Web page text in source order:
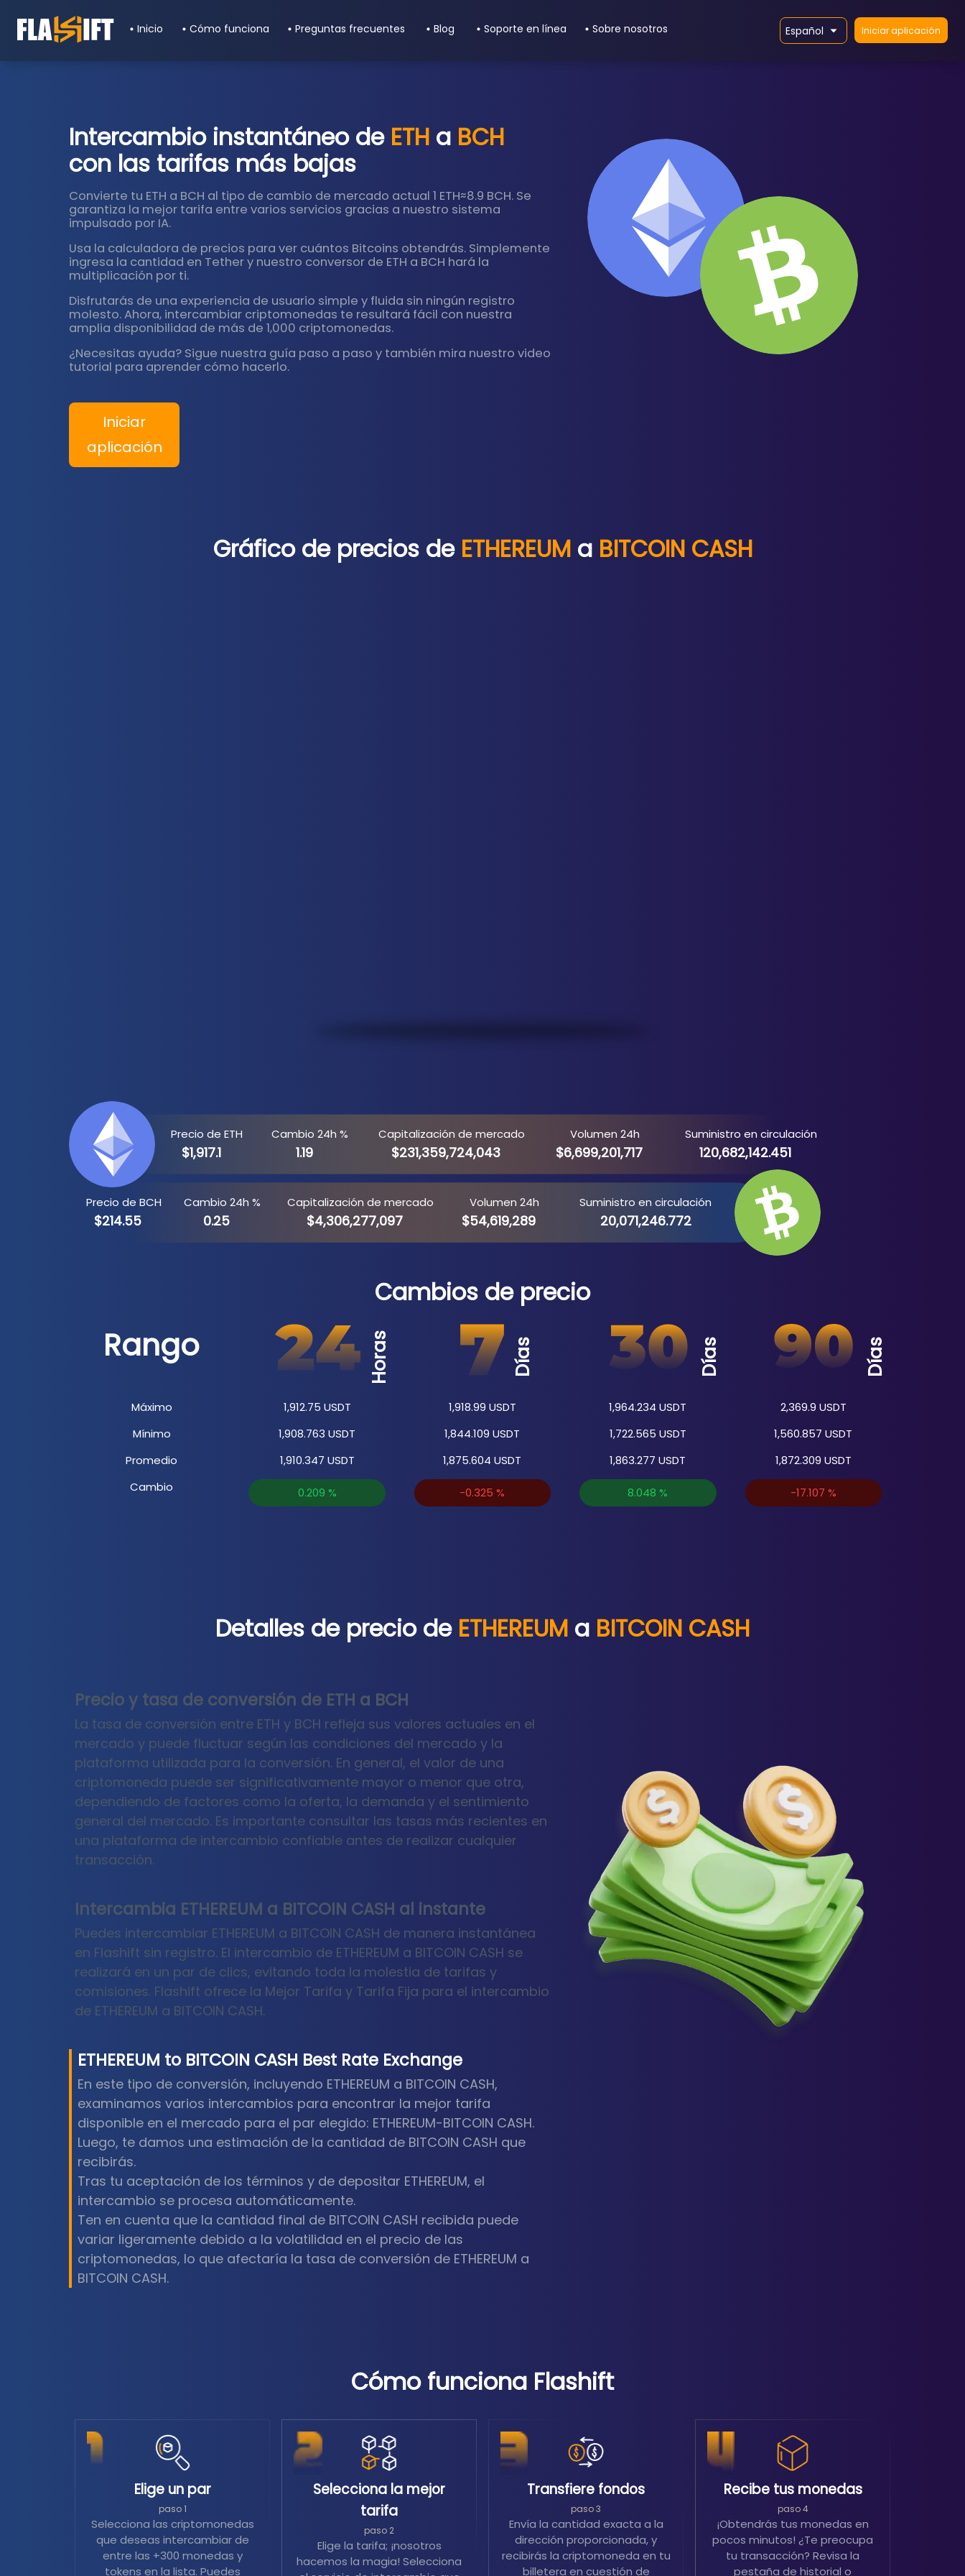
Inicio Cómo funciona Preguntas frecuentes Blog Soporte en línea Sobre nosotros Español Iniciar aplicación
Intercambio instantáneo de ETH a BCH
con las tarifas más bajas
Convierte tu ETH a BCH al tipo de cambio de mercado actual 1 ETH≈8.9 BCH. Se
garantiza la mejor tarifa entre varios servicios gracias a nuestro sistema
impulsado por IA.
Usa la calculadora de precios para ver cuántos Bitcoins obtendrás. Simplemente
ingresa la cantidad en Tether y nuestro conversor de ETH a BCH hará la
multiplicación por ti.
Disfrutarás de una experiencia de usuario simple y fluida sin ningún registro
molesto. Ahora, intercambiar criptomonedas te resultará fácil con nuestra
amplia disponibilidad de más de 1,000 criptomonedas.
¿Necesitas ayuda? Sigue nuestra guía paso a paso y también mira nuestro video
tutorial para aprender cómo hacerlo.
Iniciar
aplicación
Gráfico de precios de ETHEREUMa BITCOIN CASH
Precio de ETH Cambio 24h % Capitalización de mercado Volumen 24h Suministro en circulación
$1,917.1 1.19 $231,359,724,043 $6,699,201,717 120,682,142.451
Precio de BCH Cambio 24h % Capitalización de mercado Volumen 24h Suministro en circulación
$214.55 0.25 $4,306,277,097 $54,619,289 20,071,246.772
Cambios de precio
Rango
Máximo
Mínimo
Promedio
Cambio
Horas
1,912.75 USDT
1,908.763 USDT
1,910.347 USDT
0.209 %
Días
1,918.99 USDT
1,844.109 USDT
1,875.604 USDT
-0.325 %
Días
1,964.234 USDT
1,722.565 USDT
1,863.277 USDT
8.048 %
Días
2,369.9 USDT
1,560.857 USDT
1,872.309 USDT
-17.107 %
Detalles de precio de ETHEREUM a BITCOIN CASH
Precio y tasa de conversión de ETH a BCH
La tasa de conversión entre ETH y BCH refleja sus valores actuales en el
mercado y puede fluctuar según las condiciones del mercado y la
plataforma utilizada para la conversión. En general, el valor de una
criptomoneda puede ser significativamente mayor o menor que otra,
dependiendo de factores como la oferta, la demanda y el sentimiento
general del mercado. Es importante consultar las tasas más recientes en
una plataforma de intercambio confiable antes de realizar cualquier
transacción.
Intercambia ETHEREUM a BITCOIN CASH al instante
Puedes intercambiar ETHEREUM a BITCOIN CASH de manera instantánea
en Flashift sin registro. El intercambio de ETHEREUM a BITCOIN CASH se
realizará en un par de clics, evitando toda la molestia de tarifas y
comisiones. Flashift ofrece la Mejor Tarifa y Tarifa Fija para el intercambio
de ETHEREUM a BITCOIN CASH.
ETHEREUM to BITCOIN CASH Best Rate Exchange
En este tipo de conversión, incluyendo ETHEREUM a BITCOIN CASH,
examinamos varios intercambios para encontrar la mejor tarifa
disponible en el mercado para el par elegido: ETHEREUM-BITCOIN CASH.
Luego, te damos una estimación de la cantidad de BITCOIN CASH que
recibirás.
Tras tu aceptación de los términos y de depositar ETHEREUM, el
intercambio se procesa automáticamente.
Ten en cuenta que la cantidad final de BITCOIN CASH recibida puede
variar ligeramente debido a la volatilidad en el precio de las
criptomonedas, lo que afectaría la tasa de conversión de ETHEREUM a
BITCOIN CASH.
Cómo funciona Flashift
Elige un par
paso 1
Selecciona las criptomonedas
que deseas intercambiar de
entre las +300 monedas y
tokens en la lista. Puedes
Selecciona la mejor
tarifa
paso 2
Elige la tarifa; ¡nosotros
hacemos la magia! Selecciona
Transfiere fondos
paso 3
Envía la cantidad exacta a la
dirección proporcionada, y
recibirás la criptomoneda en tu
billetera en cuestión de
Recibe tus monedas
paso 4
¡Obtendrás tus monedas en
pocos minutos! ¿Te preocupa
tu transacción? Revisa la
pestaña de historial o